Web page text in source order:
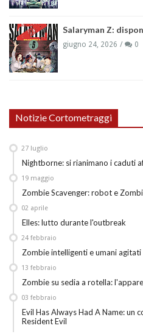
Salaryman Z:
giugno 24, 2026 0
Notizie Cortometraggi
Nightborne: si rianimano i caduti
27 luglio
Zombie Scavenger: robot e
19 maggio
Elles: lutto durante l'outbreak
02 aprile
Zombie intelligenti e umani agitati
24 febbraio
Zombie su sedia a rotella:
13 febbraio
Evil Has Always Had A Name: un
Resident Evil
03 febbraio